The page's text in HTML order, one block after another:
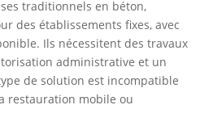
traditionnels en béton,
des établissements fixes, avec
Ils nécessitent des travaux
administrative et un
de solution est incompatible
restauration mobile ou